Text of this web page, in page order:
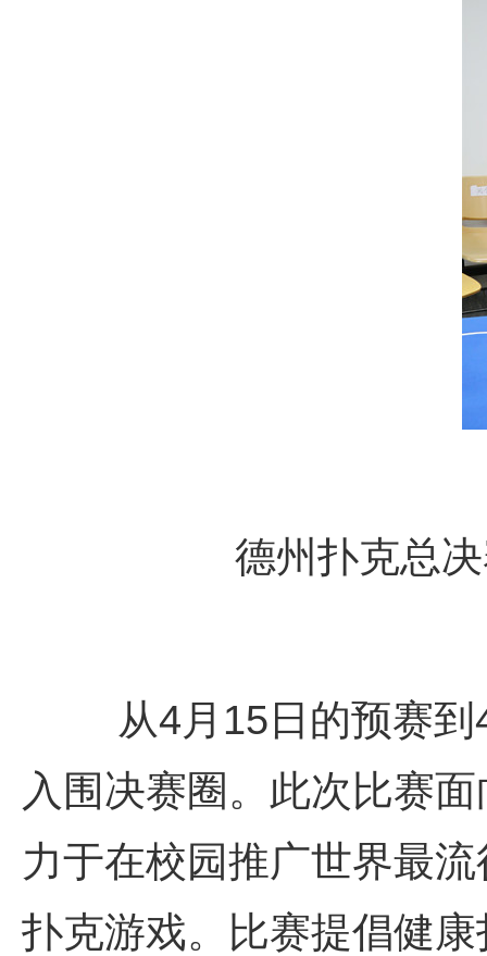
德州扑克总
从4月 15 日的预赛到
入围决赛圈。此次比赛
力于在校园推广世界最
扑克游戏。比赛提倡健